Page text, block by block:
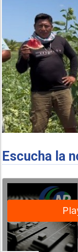
Escucha la